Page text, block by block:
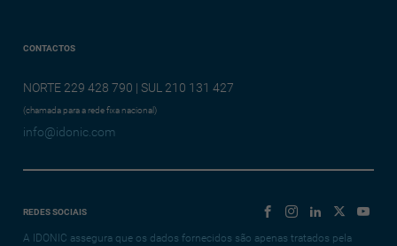
CONTACTOS
NORTE 229 428 790 | SUL 210 131 427
(chamada para a rede fixa nacional)
info@idonic.com
REDES SOCIAIS
A IDONIC assegura que os dados fornecidos são apenas tratados pela